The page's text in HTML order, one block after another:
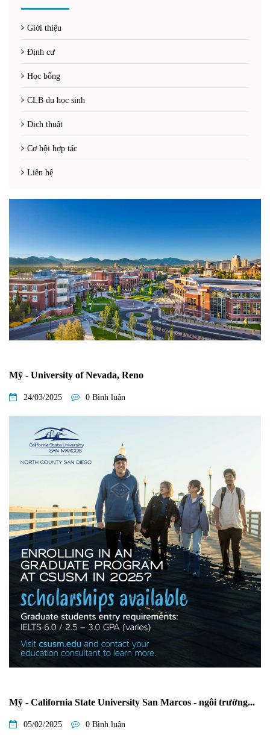
Giới thiệu
Định cư
Học bổng
CLB du học sinh
Dịch thuật
Cơ hội hợp tác
Liên hệ
Mỹ - University of Nevada, Reno
24/03/2025 0 Bình luận
Mỹ - California State University San Marcos - ngôi trường...
05/02/2025 0 Bình luận